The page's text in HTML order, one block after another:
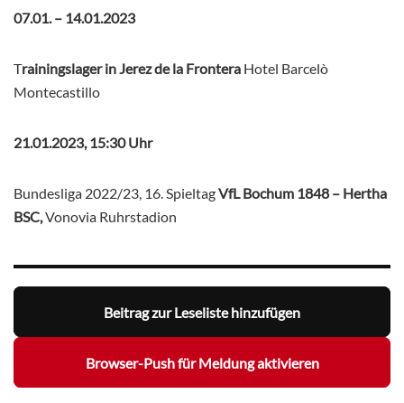
07.01. – 14.01.2023
Trainingslager in Jerez de la Frontera Hotel Barcelò
Montecastillo
21.01.2023, 15:30 Uhr
Bundesliga 2022/23, 16. SpieltagVfL Bochum 1848 – Hertha
BSC,Vonovia Ruhrstadion
Beitrag zur Leseliste hinzufügen
Browser-Push für Meldung aktivieren